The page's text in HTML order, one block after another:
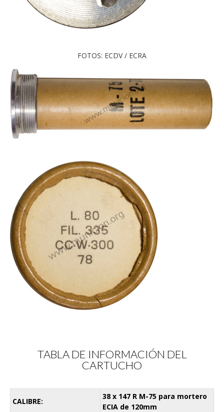
FOTOS: ECDV / ECRA
TABLA DE INFORMACIÓN DEL
CARTUCHO
CALIBRE:
38 x 147 R M-75 para mortero
ECIA de 120mm